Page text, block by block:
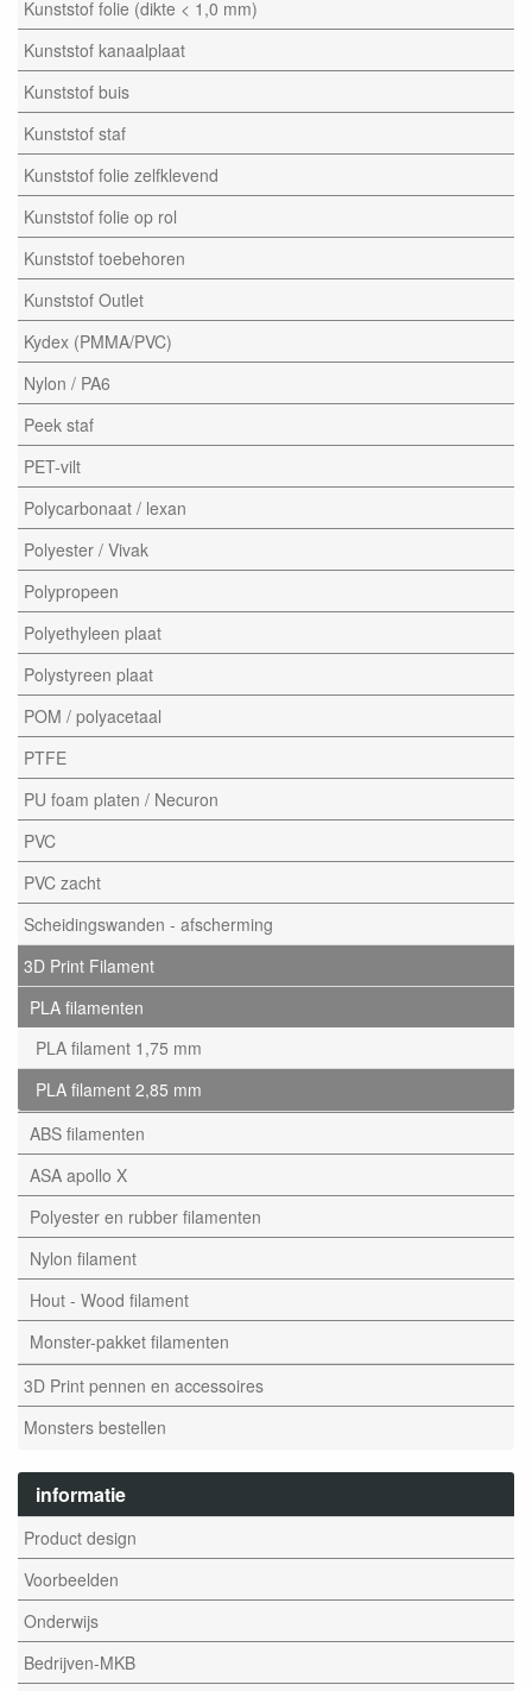
Kunststof folie (dikte < 1,0 mm)
Kunststof kanaalplaat
Kunststof buis
Kunststof staf
Kunststof folie zelfklevend
Kunststof folie op rol
Kunststof toebehoren
Kunststof Outlet
Kydex (PMMA/PVC)
Nylon / PA6
Peek staf
PET-vilt
Polycarbonaat / lexan
Polyester / Vivak
Polypropeen
Polyethyleen plaat
Polystyreen plaat
POM / polyacetaal
PTFE
PU foam platen / Necuron
PVC
PVC zacht
Scheidingswanden - afscherming
3D Print Filament
PLA filamenten
PLA filament 1,75 mm
PLA filament 2,85 mm
ABS filamenten
ASA apollo X
Polyester en rubber filamenten
Nylon filament
Hout - Wood filament
Monster-pakket filamenten
3D Print pennen en accessoires
Monsters bestellen
informatie
Product design
Voorbeelden
Onderwijs
Bedrijven-MKB